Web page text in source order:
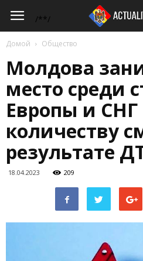
/**/
Actualitati.md
Домой Общество
Молдова
место среди
Европы и СНГ
количеству
результате
18.04.2023 209